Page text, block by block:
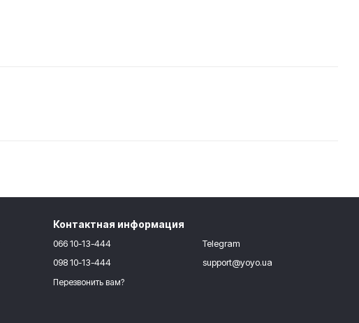
Контактная информация
066 10-13-444
098 10-13-444
Перезвонить вам?
Telegram
support@yoyo.ua